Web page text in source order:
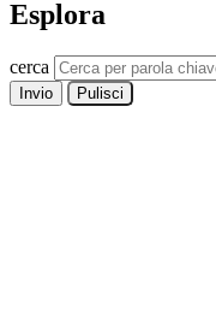
Esplora
cerca
Invio Pulisci